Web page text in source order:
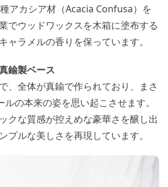
アカシア材（Acacia Confusa）を
でウッドワックスを木箱に塗布する
ャラメルの香りを保っています。
鍮製ベース
、全体が真鍮で作られており、まさ
の本来の姿を思い起こさせます。
クな質感が控えめな豪華さを醸し出
プルな美しさを再現しています。